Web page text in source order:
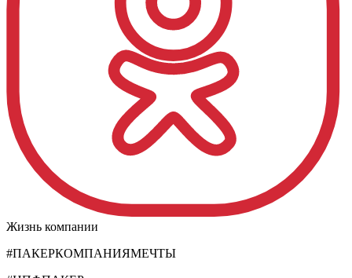
Жизнь компании
#ПАКЕРКОМПАНИЯМЕЧТЫ